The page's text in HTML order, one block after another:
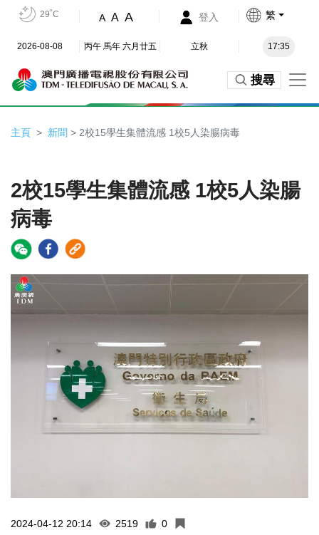
29˚C A A A 登入 繁
2026-08-08 丙午 馬年 六月廿五 立秋 17:35
搜尋
主頁 新聞 > 2校15學生集體流感 1校5人染腸病毒
2校15學生集體流感 1校5人染腸
病毒
2024-04-12 20:14 2519 0